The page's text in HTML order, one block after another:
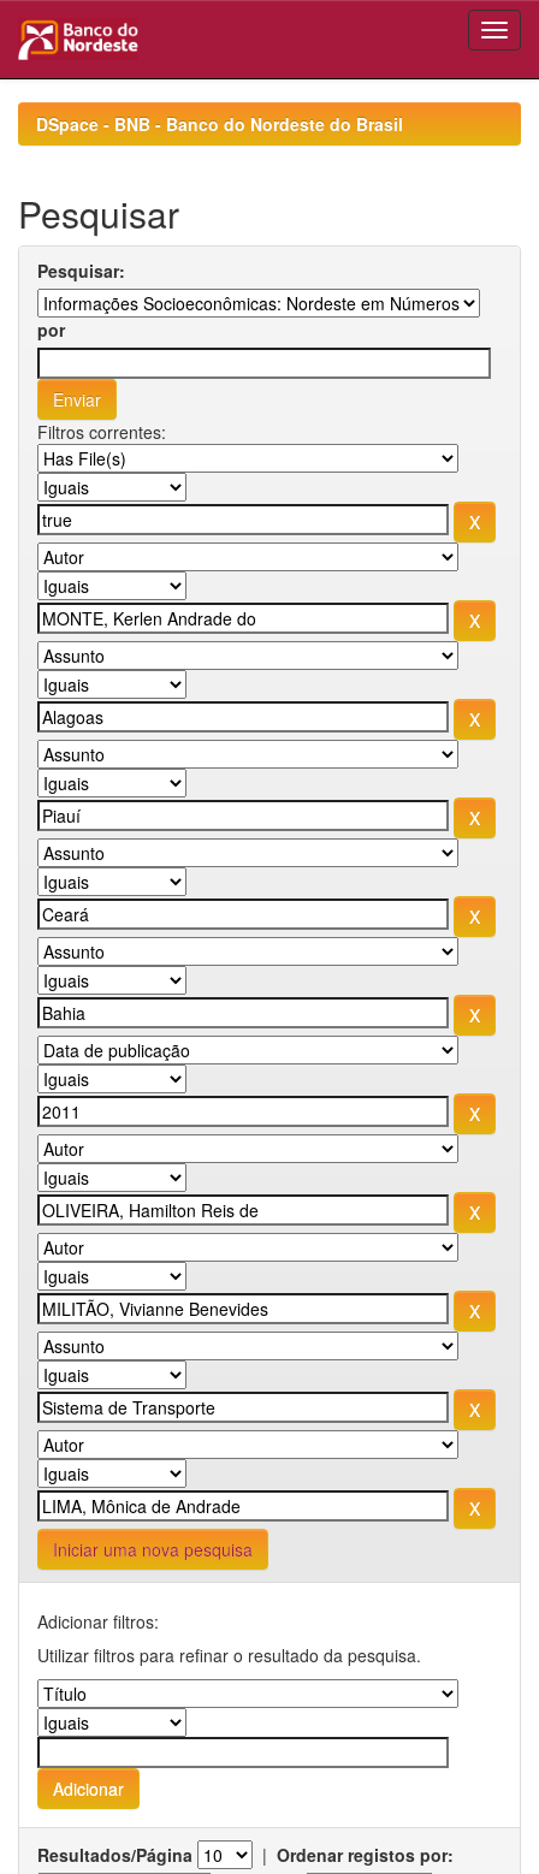
navigationDSpace - BNB - Banco do Nordeste do Brasil
Pesquisar
Pesquisar:
por
Filtros correntes:
Iniciar uma nova pesquisa
Adicionar filtros:
Utilizar filtros para refinar o resultado da pesquisa.
Resultados/Página | Ordenar registos por: